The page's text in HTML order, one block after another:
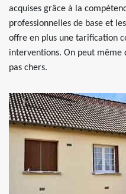
acquises grâce à la
professionnelles de base et
offre en plus une tarification
interventions. On peut même
pas chers.